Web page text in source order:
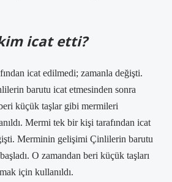
icat etti?
icat edilmedi; zamanla değişti.
barutu icat etmesinden sonra
küçük taşlar gibi mermileri
Mermi tek bir kişi tarafından icat
Merminin gelişimi Çinlilerin barutu
O zamandan beri küçük taşları
için kullanıldı.